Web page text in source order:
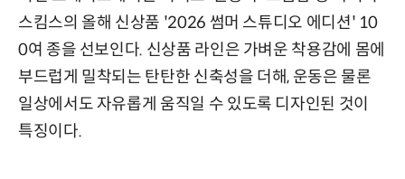
스킴스의 올해 신상품 '2026 썸머 스튜디오 에디션' 10
0여 종을 선보인다. 신상품 라인은 가벼운 착용감에 몸에
부드럽게 밀착되는 탄탄한 신축성을 더해, 운동은 물론
일상에서도 자유롭게 움직일 수 있도록 디자인된 것이
특징이다.